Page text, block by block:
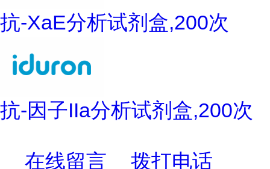
抗-XaE分析试剂盒,200次
抗-因子IIa分析试剂盒,200次
在线留言 拨打电话